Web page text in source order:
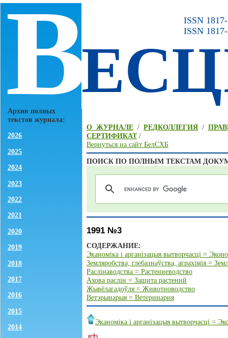
В
Архив полных
текстов журнала:
2026
2025
2024
2023
2022
2021
2020
2019
2018
2017
2016
2015
2014
ISSN
ISSN
О ЖУРНАЛЕ/ РЕДКОЛЛЕГИЯ/
СЕРТИФИКАТ/
Вернуться на сайт БелСХБ
ПОИСК ПО ПОЛНЫМ ТЕКСТАМ
1991 №3
СОДЕРЖАНИЕ:
Эканоміка і арганізацыя вытворчасці =
Земляробства, глебазнаўства, аграхімія =
Раслінаводства = Растениеводство
Ахова раслін = Защита растений
Жывёлагадоўля = Животноводство
Ветэрынарыя = Ветеринария
Эканоміка і арганізацыя вытворчасці =